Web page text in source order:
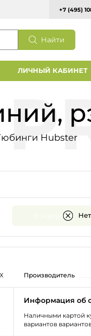
+7 (495)
Найти
ЛИЧНЫЙ КАБИНЕТ
Hubster
В корзину
Производитель
Информация об
Наличными картой
вариантов